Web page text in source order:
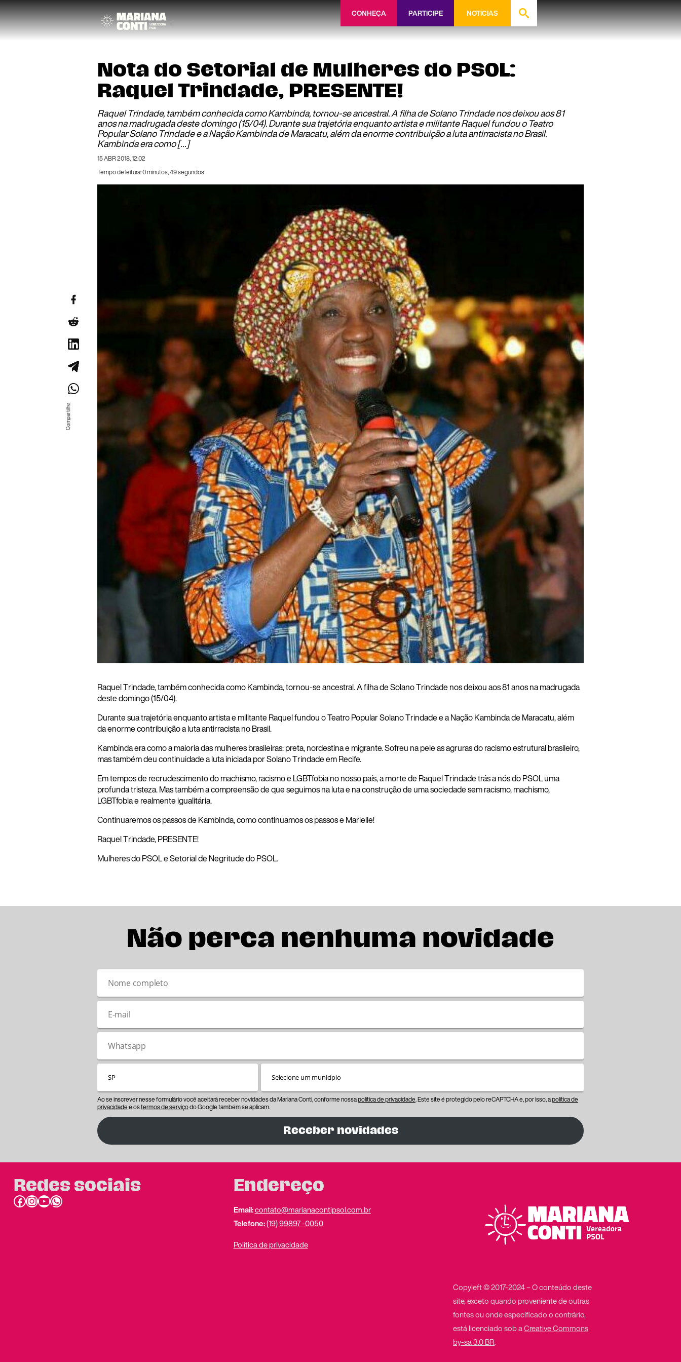
CONHEÇA PARTICIPE NOTÍCIAS
Nota do Setorial de Mulheres do PSOL:
Raquel Trindade, PRESENTE!
Raquel Trindade, também conhecida como Kambinda, tornou-se ancestral. A filha de Solano Trindade nos deixou aos 81
anos na madrugada deste domingo (15/04). Durante sua trajetória enquanto artista e militante Raquel fundou o Teatro
Popular Solano Trindade e a Nação Kambinda de Maracatu, além da enorme contribuição a luta antirracista no Brasil.
Kambinda era como […]
15 ABR 2018, 12:02
Tempo de leitura: 0 minutos, 49 segundos
Raquel Trindade, também conhecida como Kambinda, tornou-se ancestral. A filha de Solano Trindade nos deixou aos 81 anos na madrugada
deste domingo (15/04).
Durante sua trajetória enquanto artista e militante Raquel fundou o Teatro Popular Solano Trindade e a Nação Kambinda de Maracatu, além
da enorme contribuição a luta antirracista no Brasil.
Kambinda era como a maioria das mulheres brasileiras: preta, nordestina e migrante. Sofreu na pele as agruras do racismo estrutural brasileiro,
mas também deu continuidade a luta iniciada por Solano Trindade em Recife.
Em tempos de recrudescimento do machismo, racismo e LGBTfobia no nosso país, a morte de Raquel Trindade trás a nós do PSOL uma
profunda tristeza. Mas também a compreensão de que seguimos na luta e na construção de uma sociedade sem racismo, machismo,
LGBTfobia e realmente igualitária.
Continuaremos os passos de Kambinda, como continuamos os passos e Marielle!
Raquel Trindade, PRESENTE!
Mulheres do PSOL e Setorial de Negritude do PSOL.
Não perca nenhuma novidade
Ao se inscrever nesse formulário você aceitará receber novidades da Mariana Conti, conforme nossapolítica de privacidade. Este site é protegido pelo reCAPTCHA e, por isso, apolítica de
privacidadee ostermos de serviçodo Google também se aplicam.
Receber novidades
Redes sociais
Facebook InstagramYoutube link do whatsapp
Endereço
Email:contato@marianacontipsol.com.br
Telefone:(19) 99897 -0050
Política de privacidade
Copyleft © 2017-2024 – O conteúdo deste
site, exceto quando proveniente de outras
fontes ou onde especificado o contrário,
está licenciado sob aCreative Commons
by-sa 3.0 BR.